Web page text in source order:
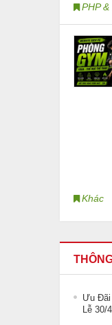
PHP &
Khác
Ưu
Lễ 30/